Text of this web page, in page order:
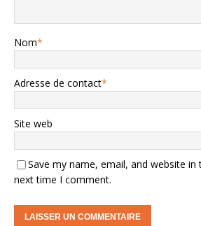
Nom*
Adresse de contact*
Site web
Save my name, email, and website
next time I comment.